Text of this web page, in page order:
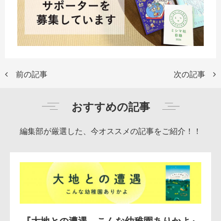
前の記事 次の記事
おすすめの記事
編集部が厳選した、今オススメの記事をご紹介！！